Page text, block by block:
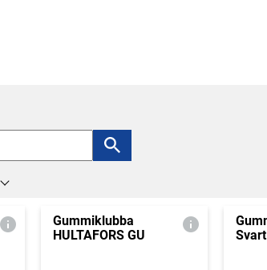
Gummiklubba
HULTAFORS GU